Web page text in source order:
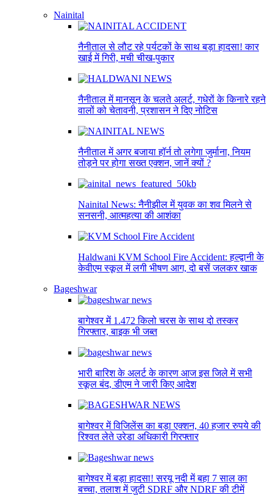
Nainital
नैनीताल से लौट रहे पर्यटकों के साथ बड़ा हादसा! कार
खाई में गिरी, मची चीख-पुकार
नैनीताल में मानसून के चलते अलर्ट, गधेरों के किनारे रहने
वालों को चेतावनी, प्रशासन ने दिए नोटिस
नैनीताल में अगर बजाया हॉर्न तो लगेगा जुर्माना, नियम
तोड़ने पर होगा सख्त एक्शन, जानें क्यों ?
Nainital News: नैनीझील में युवक का शव मिलने से
सनसनी, आत्महत्या की आशंका
Haldwani KVM School Fire Accident: हल्द्वानी के
केवीएम स्कूल में लगी भीषण आग, दो बसें जलकर खाक
Bageshwar
बागेश्वर में 1.472 किलो चरस के साथ दो तस्कर
गिरफ्तार, बाइक भी जब्त
भारी बारिश के अलर्ट के कारण आज इस जिले में सभी
स्कूल बंद, डीएम ने जारी किए आदेश
बागेश्वर में विजिलेंस का बड़ा एक्शन, 40 हजार रुपये की
रिश्वत लेते उरेडा अधिकारी गिरफ्तार
बागेश्वर में बड़ा हादसा! सरयू नदी में बहा 7 साल का
बच्चा, तलाश में जुटी SDRF और NDRF की टीमें